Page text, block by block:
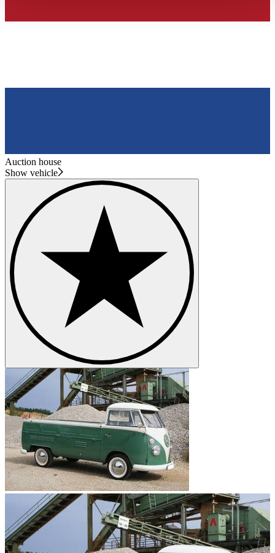
gesammelt haben.Datenschutzerklärung
Auction house
Show vehicle